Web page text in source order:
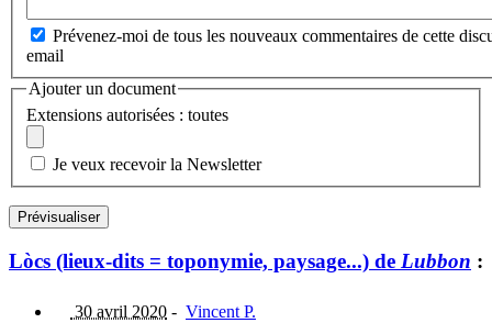
Prévenez-moi de tous les nouveaux commentaires de cette
email
Ajouter un document
Extensions autorisées : toutes
Je veux recevoir la Newsletter
Lòcs (lieux-dits = toponymie, paysage...) de Lubbon :
30 avril 2020 - Vincent P.